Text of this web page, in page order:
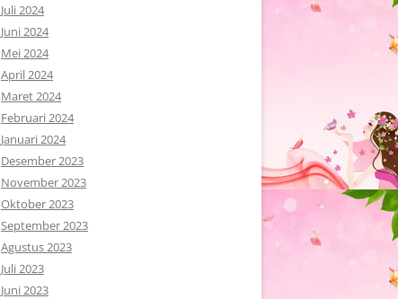
Juli 2024
Juni 2024
Mei 2024
April 2024
Maret 2024
Februari 2024
Januari 2024
Desember 2023
November 2023
Oktober 2023
September 2023
Agustus 2023
Juli 2023
Juni 2023